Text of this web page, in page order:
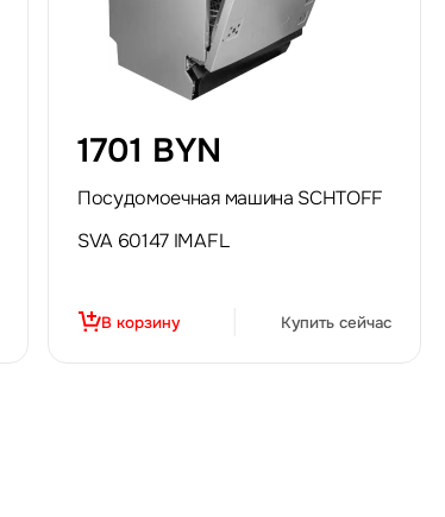
1701 BYN
Посудомоечная машина SCHTOFF
SVA 60147 IMAFL
В корзину Купить сейчас